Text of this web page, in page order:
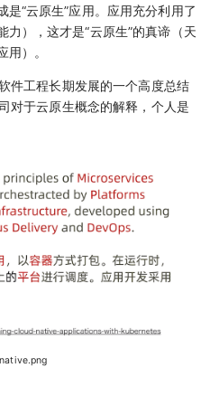
是“云原生”应用。应用充分利用了
力），这才是“云原生”的真谛（天
用）。
件工程长期发展的一个高度总结
对于云原生概念的解释，个人是